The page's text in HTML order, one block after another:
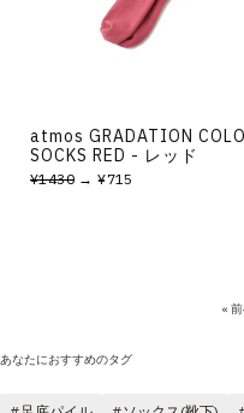
atmos GRADATION
SOCKS RED - レッド
¥1430 → ¥715
«
あなたにおすすめのタグ